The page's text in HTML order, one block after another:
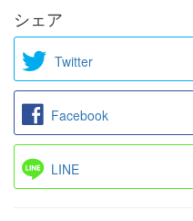
シェア
Twitter
Facebook
LINE